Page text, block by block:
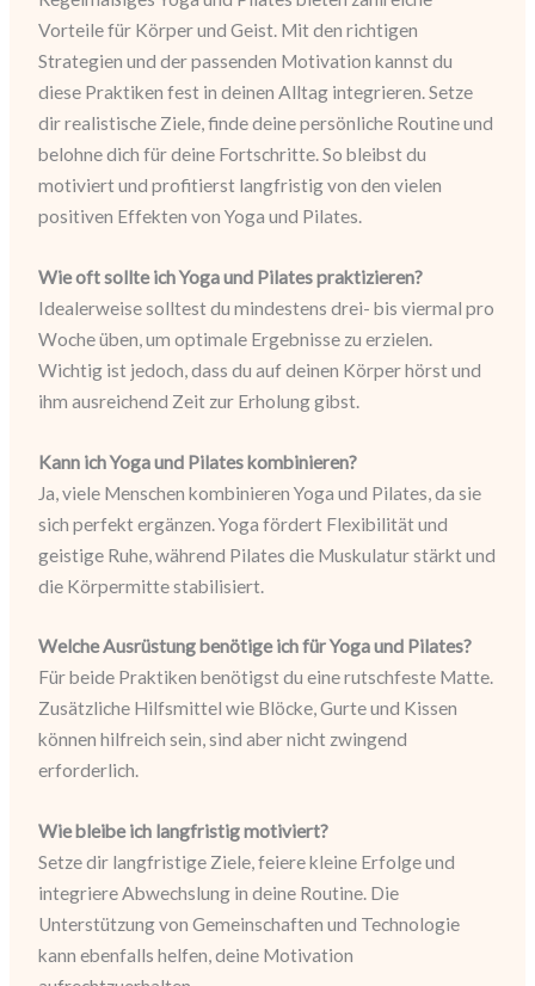
Vorteile für Körper und Geist. Mit den richtigen
Strategien und der passenden Motivation kannst du
diese Praktiken fest in deinen Alltag integrieren. Setze
dir realistische Ziele, finde deine persönliche Routine und
belohne dich für deine Fortschritte. So bleibst du
motiviert und profitierst langfristig von den vielen
positiven Effekten von Yoga und Pilates.
Wie oft sollte ich Yoga und Pilates praktizieren?
Idealerweise solltest du mindestens drei- bis viermal pro
Woche üben, um optimale Ergebnisse zu erzielen.
Wichtig ist jedoch, dass du auf deinen Körper hörst und
ihm ausreichend Zeit zur Erholung gibst.
Kann ich Yoga und Pilates kombinieren?
Ja, viele Menschen kombinieren Yoga und Pilates, da sie
sich perfekt ergänzen. Yoga fördert Flexibilität und
geistige Ruhe, während Pilates die Muskulatur stärkt und
die Körpermitte stabilisiert.
Welche Ausrüstung benötige ich für Yoga und Pilates?
Für beide Praktiken benötigst du eine rutschfeste Matte.
Zusätzliche Hilfsmittel wie Blöcke, Gurte und Kissen
können hilfreich sein, sind aber nicht zwingend
erforderlich.
Wie bleibe ich langfristig motiviert?
Setze dir langfristige Ziele, feiere kleine Erfolge und
integriere Abwechslung in deine Routine. Die
Unterstützung von Gemeinschaften und Technologie
kann ebenfalls helfen, deine Motivation